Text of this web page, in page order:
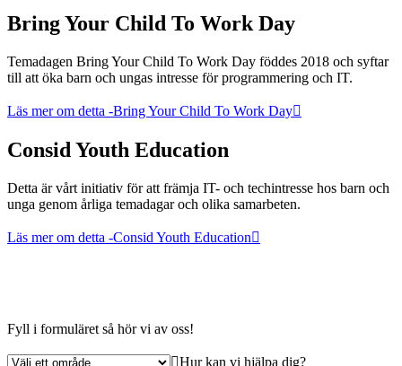
Bring Your Child To Work Day
Temadagen Bring Your Child To Work Day föddes 2018 och syftar
till att öka barn och ungas intresse för programmering och IT.
Läs mer om detta -Bring Your Child To Work Day
Consid Youth Education
Detta är vårt initiativ för att främja IT- och techintresse hos barn och
unga genom årliga temadagar och olika samarbeten.
Läs mer om detta -Consid Youth Education
Fyll i formuläret så hör vi av oss!
Hur kan vi hjälpa dig?